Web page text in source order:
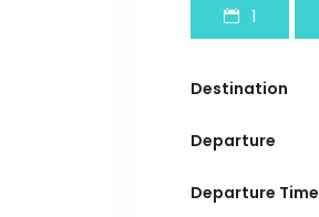
1
Destination
Departure
Departure Time